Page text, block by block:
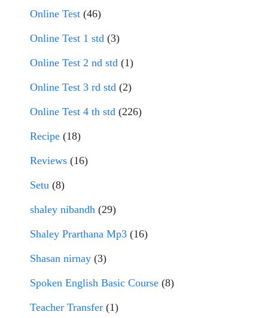
Online Test (46)
Online Test 1 std (3)
Online Test 2 nd std (1)
Online Test 3 rd std (2)
Online Test 4 th std (226)
Recipe (18)
Reviews (16)
Setu (8)
shaley nibandh (29)
Shaley Prarthana Mp3 (16)
Shasan nirnay (3)
Spoken English Basic Course (8)
Teacher Transfer (1)